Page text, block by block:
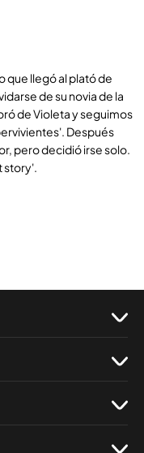
que llegó al plató de
de su novia de la
de Violeta y seguimos
Después
pero decidió irse solo.
story'.